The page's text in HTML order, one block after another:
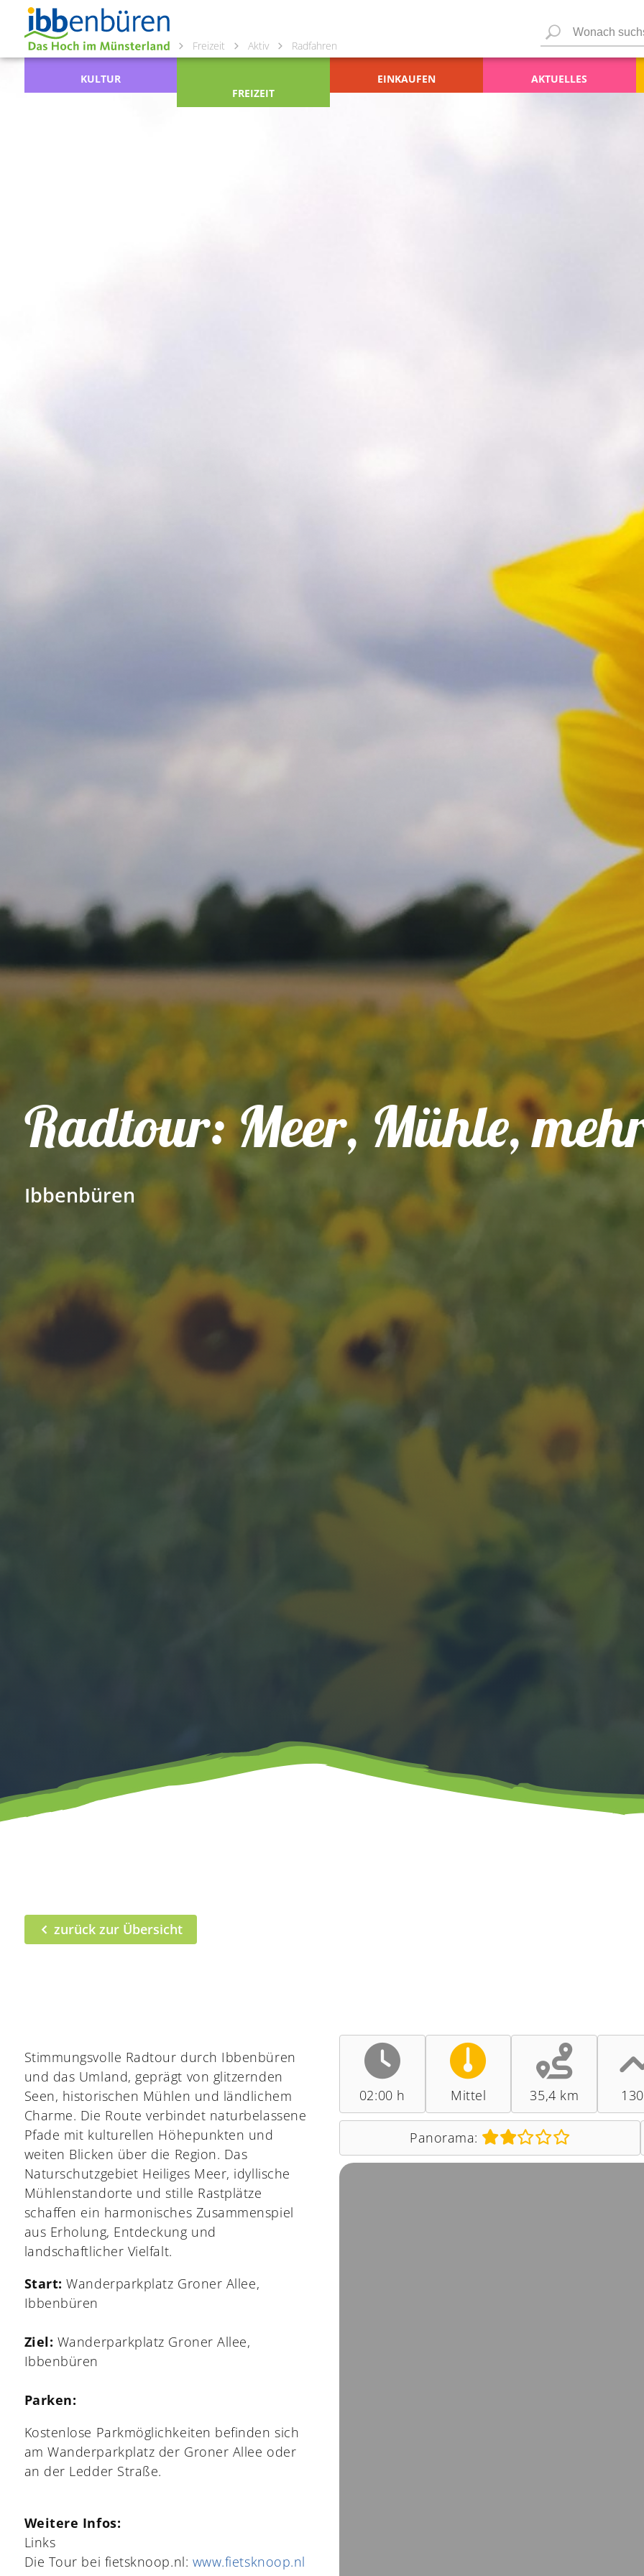
Freizeit Aktiv Radfahren
KULTUR
FREIZEIT
EINKAUFEN AKTUELLES
Radtour: Meer, Mühle,
Ibbenbüren
zurück zur Übersicht
Stimmungsvolle Radtour durch Ibbenbüren
und das Umland, geprägt von glitzernden
Seen, historischen Mühlen und ländlichem
Charme. Die Route verbindet naturbelassene
Pfade mit kulturellen Höhepunkten und
weiten Blicken über die Region. Das
Naturschutzgebiet Heiliges Meer, idyllische
Mühlenstandorte und stille Rastplätze
schaffen ein harmonisches Zusammenspiel
aus Erholung, Entdeckung und
landschaftlicher Vielfalt.
Start: Wanderparkplatz Groner Allee,
Ibbenbüren
Ziel: Wanderparkplatz Groner Allee,
Ibbenbüren
Parken:
Kostenlose Parkmöglichkeiten befinden sich
am Wanderparkplatz der Groner Allee oder
an der Ledder Straße.
Weitere Infos:
Links
Die Tour bei fietsknoop.nl: www.fietsknoop.nl
02:00 h Mittel 35,4 km
Panorama: